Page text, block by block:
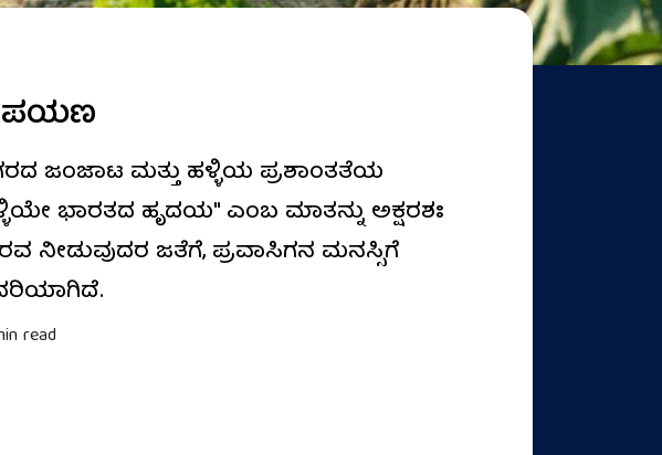
ಪಯಣ
ಜಂಜಾಟ ಮತ್ತು ಹಳ್ಳಿಯ ಪ್ರಶಾಂತತೆಯ
ಭಾರತದ ಹೃದಯ" ಎಂಬ ಮಾತನ್ನು ಅಕ್ಷರಶಃ
ನೀಡುವುದರ ಜತೆಗೆ, ಪ್ರವಾಸಿಗನ ಮನಸ್ಸಿಗೆ
read